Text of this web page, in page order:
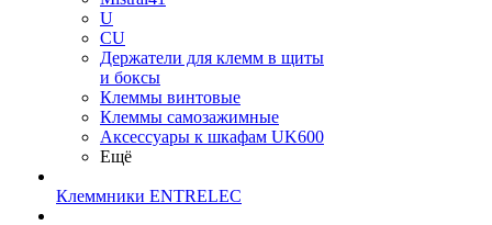
U
CU
Держатели для клемм в щиты
и боксы
Клеммы винтовые
Клеммы самозажимные
Аксессуары к шкафам UK600
Ещё
Клеммники ENTRELEC